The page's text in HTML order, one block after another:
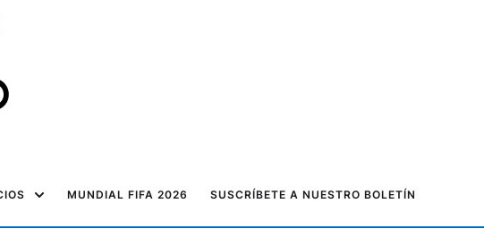
MUNDIAL FIFA 2026 SUSCRÍBETE A NUESTRO BOLETÍN